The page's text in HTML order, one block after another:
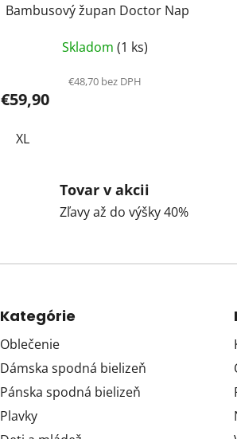
Bambusový župan Doctor Nap
Skladom (1 ks)
€48,70 bez DPH
€59,90
XL
Tovar v akcii
Zľavy až do výšky 40%
Kategórie
Oblečenie
Dámska spodná bielizeň
Pánska spodná bielizeň
Plavky